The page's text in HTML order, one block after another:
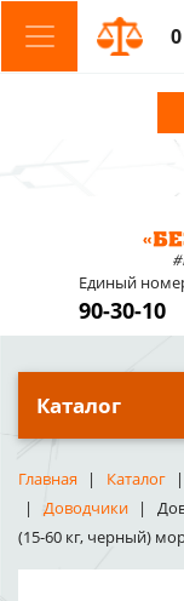
0
Единый
90-30-10
Каталог
Главная Каталог
Доводчики
(15-60 кг, черный)